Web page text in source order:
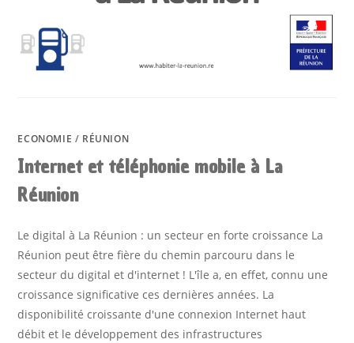
ECONOMIE / RÉUNION
Internet et téléphonie mobile à La
Réunion
Le digital à La Réunion : un secteur en forte croissance La
Réunion peut être fière du chemin parcouru dans le
secteur du digital et d'internet ! L'île a, en effet, connu une
croissance significative ces dernières années. La
disponibilité croissante d'une connexion Internet haut
débit et le développement des infrastructures